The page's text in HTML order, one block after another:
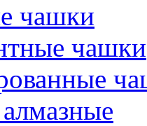
чашки
чашки